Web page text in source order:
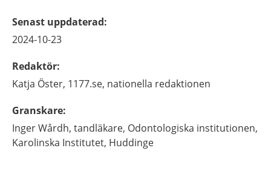
Senast uppdaterad:
2024-10-23
Redaktör:
Katja Öster, 1177.se, nationella redaktionen
Granskare:
IngerWårdh, tandläkare, Odontologiska institutionen,
Karolinska Institutet, Huddinge